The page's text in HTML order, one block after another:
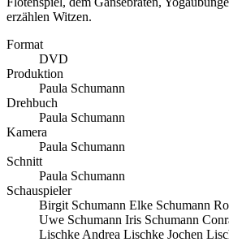
erzählen Witzen.
Format
DVD
Produktion
Paula Schumann
Drehbuch
Paula Schumann
Kamera
Paula Schumann
Schnitt
Paula Schumann
Schauspieler
Birgit Schumann Elke Schumann
Uwe Schumann Iris Schumann
Lischke Andrea Lischke Jochen